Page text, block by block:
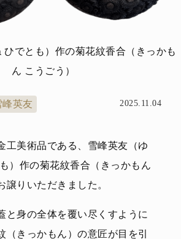
ひでとも）作の菊花紋香合（きっかも
ん こうごう）
峰英友 2025.11.04
工美術品である、雪峰英友（ゆ
）作の菊花紋香合（きっかもん
譲りいただきました。
と身の全体を覆い尽くすように
（きっかもん）の意匠が目を引